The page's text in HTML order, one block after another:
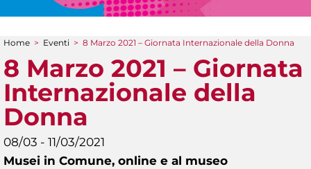
Tu sei qui
Home > Eventi > 8 Marzo 2021 – Giornata Internazionale della Donna
8 Marzo 2021 – Giornata
Internazionale della
Donna
08/03 - 11/03/2021
Musei in Comune, online e al museo